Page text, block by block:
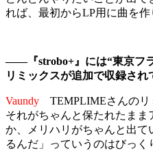
れば、最初からLP用に曲を作
――『strobo+』には“東京フ
リミックスが追加で収録され
Vaundy TEMPLIMEさんのリ
それがちゃんと保たれたまま
か、メリハリがちゃんと出
るんだ」っていうのはびっく